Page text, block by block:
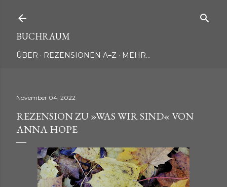
BUCHRAUM
ÜBER REZENSIONEN A–Z MEHR…
November 04, 2022
REZENSION ZU »WAS WIR SIND« VON
ANNA HOPE